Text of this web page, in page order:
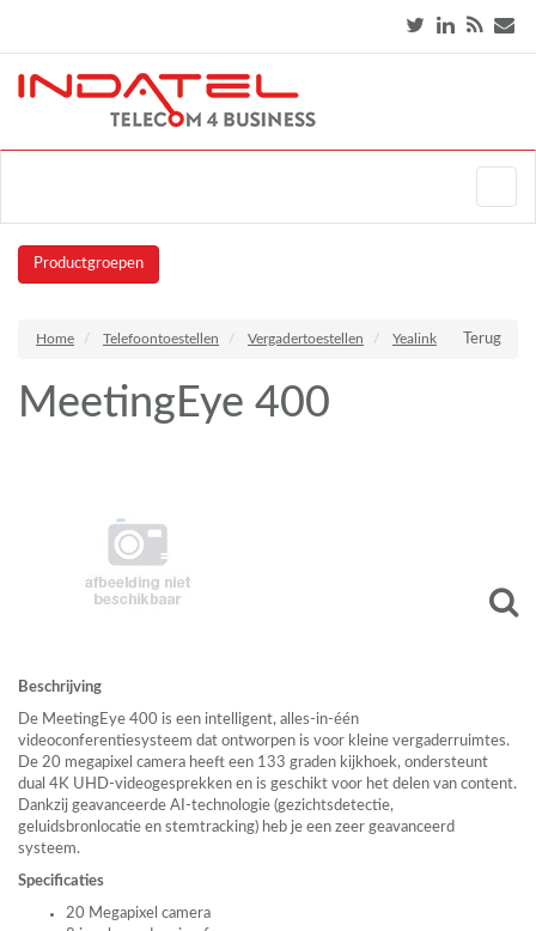
Productgroepen
Terug
Home Telefoontoestellen Vergadertoestellen Yealink
MeetingEye 400
Beschrijving
De MeetingEye 400 is een intelligent, alles-in-één
videoconferentiesysteem dat ontworpen is voor kleine vergaderruimtes.
De 20 megapixel camera heeft een 133 graden kijkhoek, ondersteunt
dual 4K UHD-videogesprekken en is geschikt voor het delen van content.
Dankzij geavanceerde AI-technologie (gezichtsdetectie,
geluidsbronlocatie en stemtracking) heb je een zeer geavanceerd
systeem.
Specificaties
20 Megapixel camera